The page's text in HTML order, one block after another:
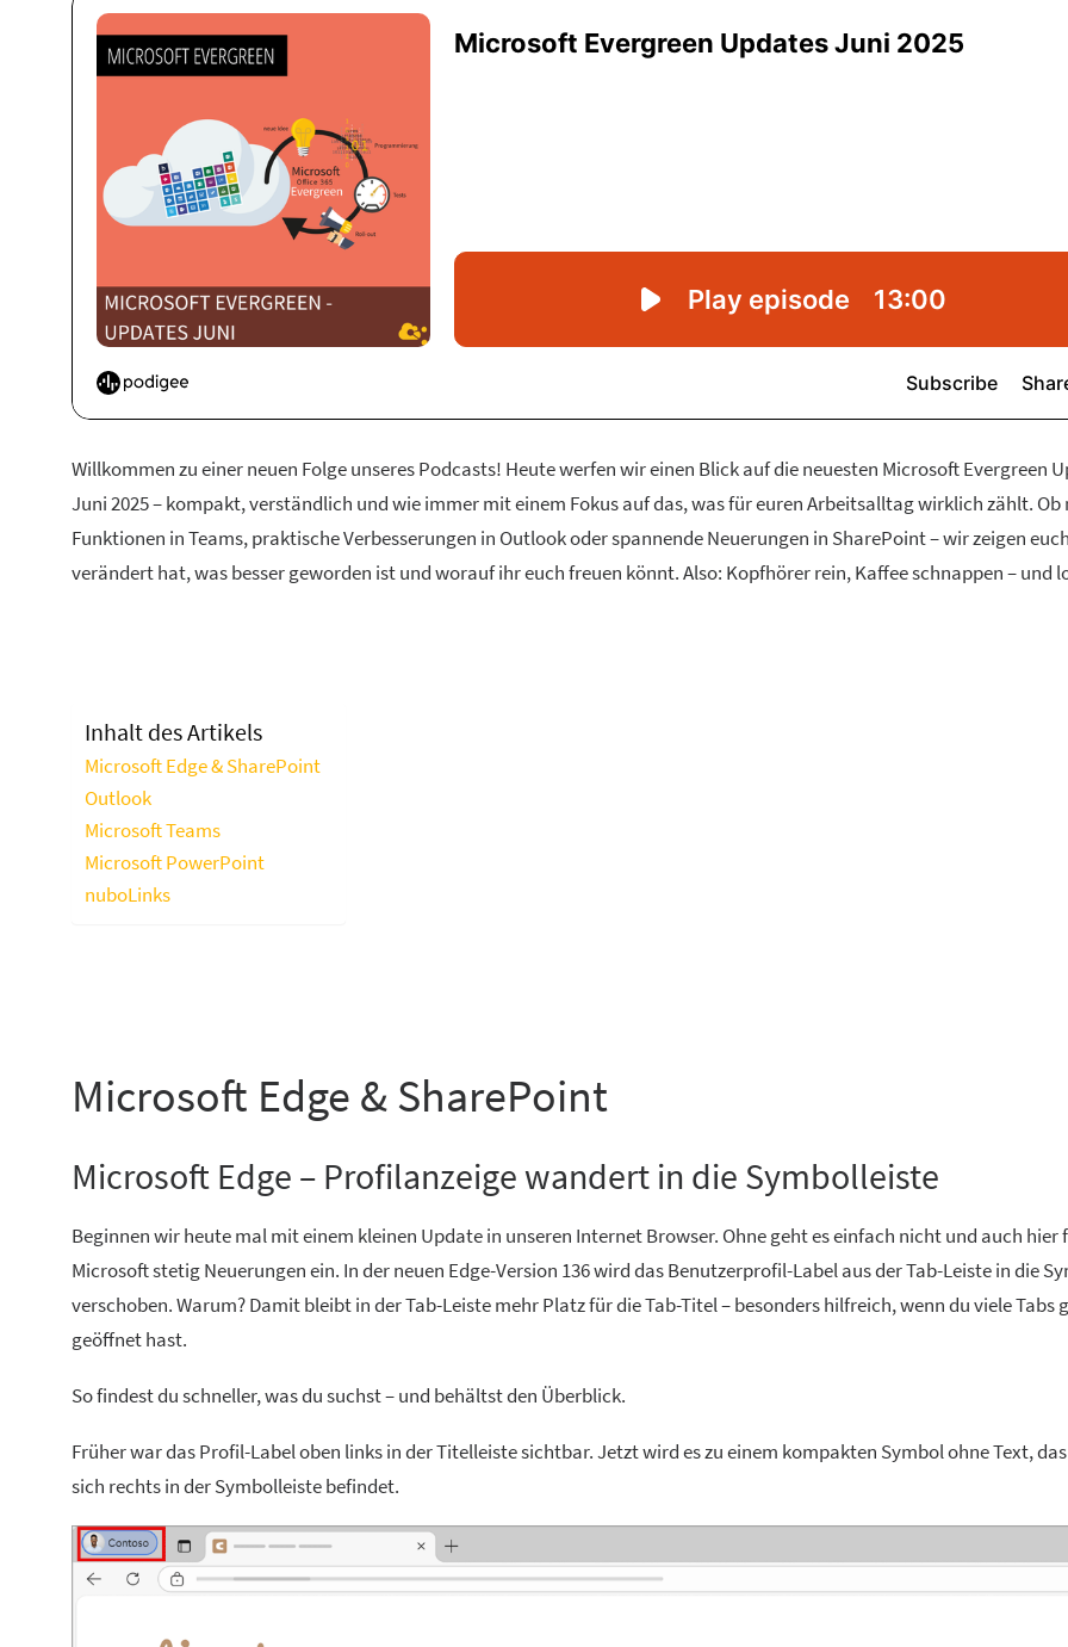
Willkommen zu einer neuen Folge unseres Podcasts! Heute werfen wir einen Blick auf die neuesten Microsoft Evergreen
Juni 2025 – kompakt, verständlich und wie immer mit einem Fokus auf das, was für euren Arbeitsalltag wirklich zählt. Ob
Funktionen in Teams, praktische Verbesserungen in Outlook oder spannende Neuerungen in SharePoint – wir zeigen
verändert hat, was besser geworden ist und worauf ihr euch freuen könnt. Also: Kopfhörer rein, Kaffee schnappen – und
Inhalt des Artikels
Microsoft Edge & SharePoint
Outlook
Microsoft Teams
Microsoft PowerPoint
nuboLinks
Microsoft Edge & SharePoint
Microsoft Edge – Profilanzeige wandert in die Symbolleiste
Beginnen wir heute mal mit einem kleinen Update in unseren Internet Browser. Ohne geht es einfach nicht und auch hier
Microsoft stetig Neuerungen ein. In der neuen Edge-Version 136 wird das Benutzerprofil-Label aus der Tab-Leiste in die
verschoben. Warum? Damit bleibt in der Tab-Leiste mehr Platz für die Tab-Titel – besonders hilfreich, wenn du viele Tabs
geöffnet hast.
So findest du schneller, was du suchst – und behältst den Überblick.
Früher war das Profil-Label oben links in der Titelleiste sichtbar. Jetzt wird es zu einem kompakten Symbol ohne Text, das
sich rechts in der Symbolleiste befindet.